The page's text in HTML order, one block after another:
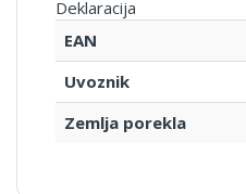
Deklaracija
EAN
Uvoznik
Zemlja porekla